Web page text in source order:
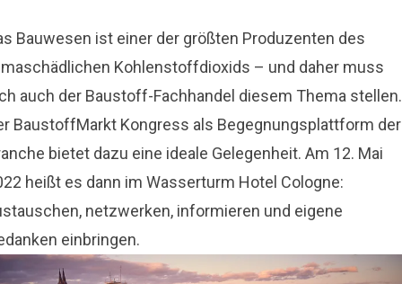
Bauwesen ist einer der größten Produzenten des
Kohlenstoffdioxids – und daher muss
auch der Baustoff-Fachhandel diesem Thema stellen.
BaustoffMarkt Kongress als Begegnungsplattform der
bietet dazu eine ideale Gelegenheit. Am 12. Mai
heißt es dann im Wasserturm Hotel Cologne:
netzwerken, informieren und eigene
einbringen.